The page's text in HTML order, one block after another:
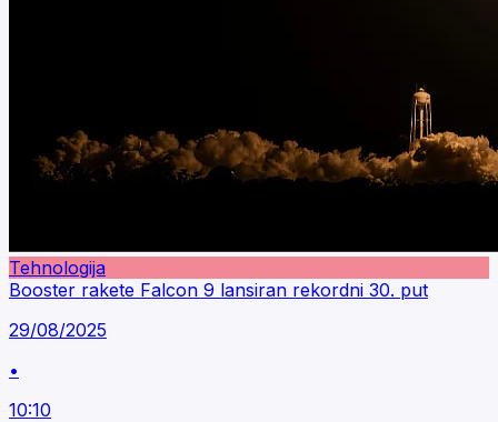
Tehnologija
Booster rakete Falcon 9 lansiran rekordni 30. put
29/08/2025
•
10:10